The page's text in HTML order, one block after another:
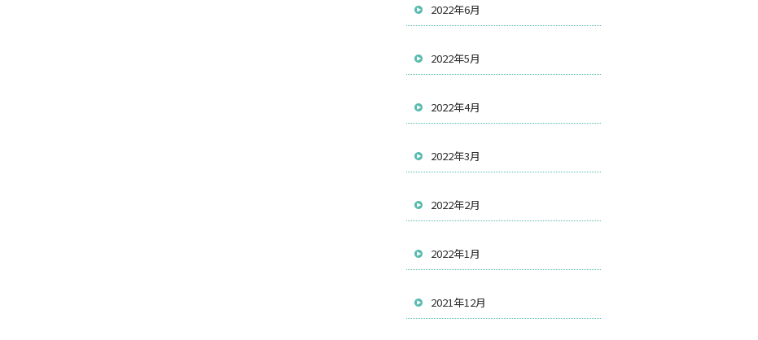
2022年6月
2022年5月
2022年4月
2022年3月
2022年2月
2022年1月
2021年12月